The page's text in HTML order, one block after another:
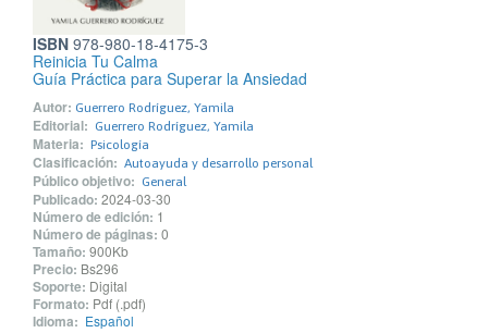
ISBN 978-980-18-4175-3
Reinicia Tu Calma
Guía Práctica para Superar la Ansiedad
Autor: Guerrero Rodríguez, Yamila
Editorial: Guerrero Rodríguez, Yamila
Materia: Psicología
Clasificación: Autoayuda y desarrollo personal
Público objetivo: General
Publicado: 2024-03-30
Número de edición: 1
Número de páginas: 0
Tamaño: 900Kb
Precio: Bs296
Soporte: Digital
Formato: Pdf (.pdf)
Idioma: Español